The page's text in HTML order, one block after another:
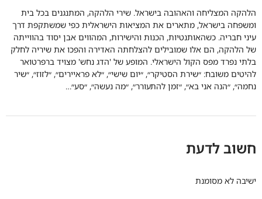
הלהקה המצליחה והאהובה בישראל. שירי הלהקה, המתנגנים בכל בית
ומשפחה בישראל, מתארים את המציאות הישראלית כפי שמשתקפת דרך
עיני חבריה. כשהאותנטיות, הכנות והישירות, המהווים אבן יסוד בהווייתה
של הלהקה, הם אלו שמובילים להצלחתה האדירה והפכו את שיריה לחלק
בלתי נפרד מפס הקול הישראלי. המופע של 'הדג נחש' מצויד ברפרטואר
להיטים משובח: ״שירת הסטיקר״, ״יום שישי״, ״לא פראיירים״, ״לזוז״, ״שיר
נחמה״, ״הנה אני בא״, ״זמן להתעורר״, ״מה נעשה״, ״סע״…
חשוב לדעת
ישיבה לא מסומנת